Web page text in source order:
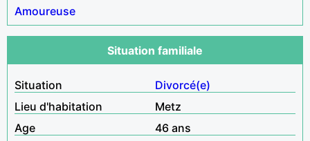
Amoureuse
Situation familiale
Situation
Divorcé(e)
Lieu d'habitation
Metz
Age
46 ans